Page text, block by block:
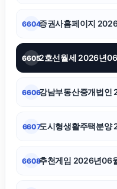
6604증권사홈페이지
66052호선월세 2026년
6606강남부동산중개법인
6607도시형생활주택분양
6608추천게임 2026년06